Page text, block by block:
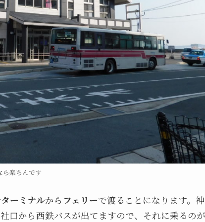
ら楽ちんです
ーミナルから フェリーで渡ることになります。神
口から西鉄バスが出てますので、それに乗るのが